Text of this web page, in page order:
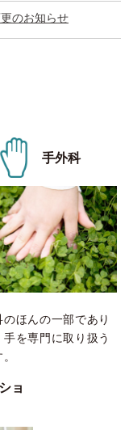
のお知らせ
手外科
ほんの一部であり
手を専門に取り扱う
ョ